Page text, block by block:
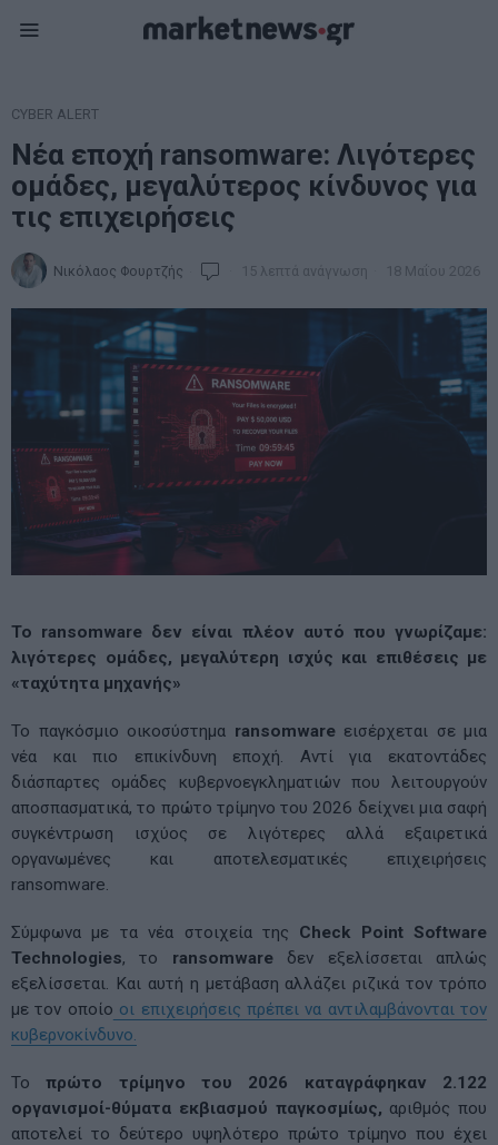
CYBER ALERT
Νέα εποχή ransomware: Λιγότερες
ομάδες, μεγαλύτερος κίνδυνος για
τις επιχειρήσεις
Νικόλαος Φουρτζής 15 λεπτά ανάγνωση 18 Μαΐου 2026
Το ransomware δεν είναι πλέον αυτό που γνωρίζαμε:
λιγότερες ομάδες, μεγαλύτερη ισχύς και επιθέσεις με
«ταχύτητα μηχανής»
Το παγκόσμιο οικοσύστημα ransomwareεισέρχεται σε μια
νέα και πιο επικίνδυνη εποχή. Αντί για εκατοντάδες
διάσπαρτες ομάδες κυβερνοεγκληματιών που λειτουργούν
αποσπασματικά, το πρώτο τρίμηνο του 2026 δείχνει μια σαφή
συγκέντρωση ισχύος σε λιγότερες αλλά εξαιρετικά
οργανωμένες και αποτελεσματικές επιχειρήσεις
ransomware.
Σύμφωνα με τα νέα στοιχεία της Check Point Software
Technologies, το ransomwareδεν εξελίσσεται απλώς
εξελίσσεται. Και αυτή η μετάβαση αλλάζει ριζικά τον τρόπο
με τον οποίο οι επιχειρήσεις πρέπει να αντιλαμβάνονται τον
κυβερνοκίνδυνο.
Τοπρώτο τρίμηνο του 2026 καταγράφηκαν 2.122
οργανισμοί-θύματα εκβιασμού παγκοσμίως, αριθμός που
αποτελεί το δεύτερο υψηλότερο πρώτο τρίμηνο που έχει